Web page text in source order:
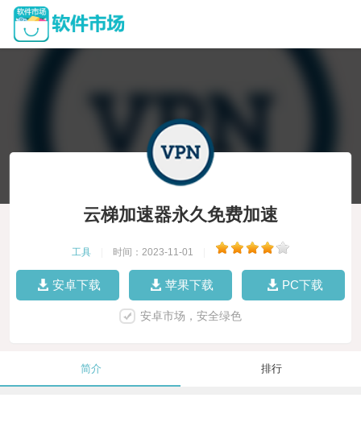
云梯加速器永久免费加速
工具 时间：2023-11-01
安卓下载 苹果下载 PC下载
安卓市场，安全绿色
简介 排行